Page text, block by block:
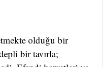
olduğu bir
bir tavırla;